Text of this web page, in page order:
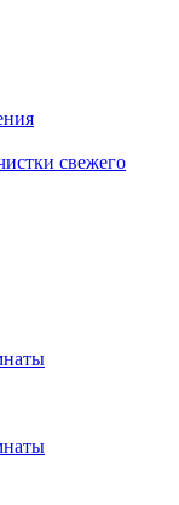
свежего